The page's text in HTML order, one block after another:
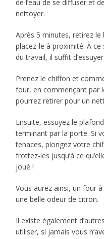
de l’eau de se diffuser et
nettoyer.
Après 5 minutes, retirez
placez-le à proximité. À ce
du travail, il suffit d’essuyer.
Prenez le chiffon et
four, en commençant par
pourrez retirer pour un
Ensuite, essuyez le
terminant par la porte. Si
tenaces, plongez votre
frottez-les jusqu’à ce
joué !
Vous aurez ainsi, un four
une belle odeur de citron.
Il existe également
utiliser, si jamais vous